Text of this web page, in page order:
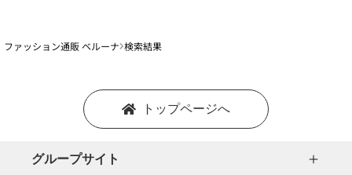
ファッション通販 ベルーナ 検索結果
トップページへ
グループサイト